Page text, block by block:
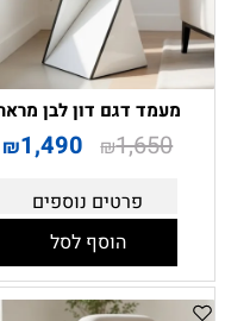
מעמד דגם דון לבן
₪1,650
₪1,490
פרטים נוספים
הוסף לסל